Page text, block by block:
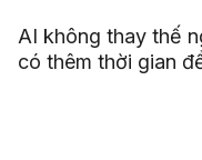
AI không thay thế
có thêm thời gian